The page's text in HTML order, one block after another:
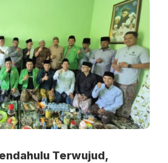
Terwujud,